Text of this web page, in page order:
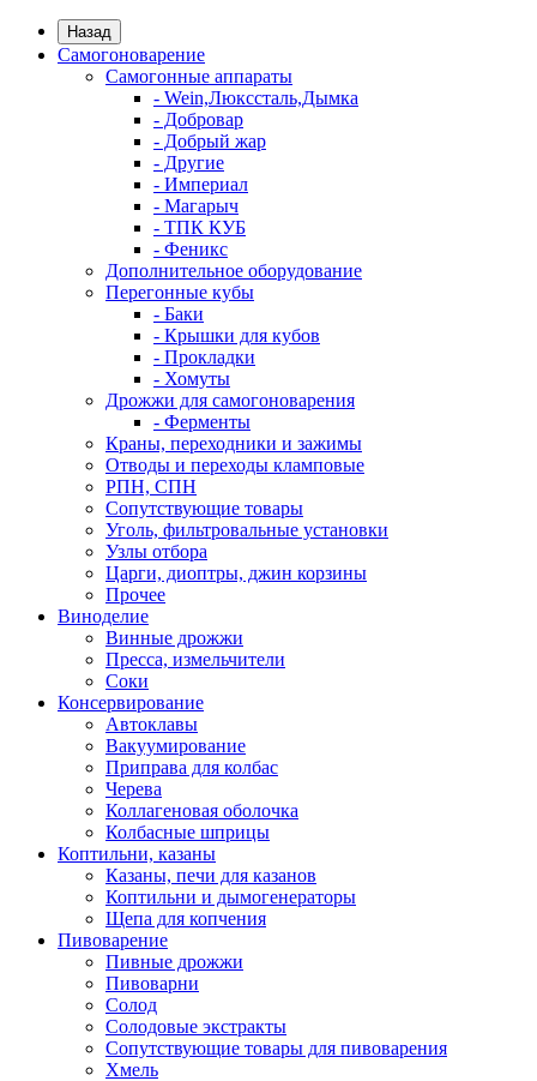
Назад
Самогоноварение
Самогонные аппараты
- Wein,Люкссталь,Дымка
- Добровар
- Добрый жар
- Другие
- Империал
- Магарыч
- ТПК КУБ
- Феникс
Дополнительное оборудование
Перегонные кубы
- Баки
- Крышки для кубов
- Прокладки
- Хомуты
Дрожжи для самогоноварения
- Ферменты
Краны, переходники и зажимы
Отводы и переходы кламповые
РПН, СПН
Сопутствующие товары
Уголь, фильтровальные установки
Узлы отбора
Царги, диоптры, джин корзины
Прочее
Виноделие
Винные дрожжи
Пресса, измельчители
Соки
Консервирование
Автоклавы
Вакуумирование
Приправа для колбас
Черева
Коллагеновая оболочка
Колбасные шприцы
Коптильни, казаны
Казаны, печи для казанов
Коптильни и дымогенераторы
Щепа для копчения
Пивоварение
Пивные дрожжи
Пивоварни
Солод
Солодовые экстракты
Сопутствующие товары для пивоварения
Хмель